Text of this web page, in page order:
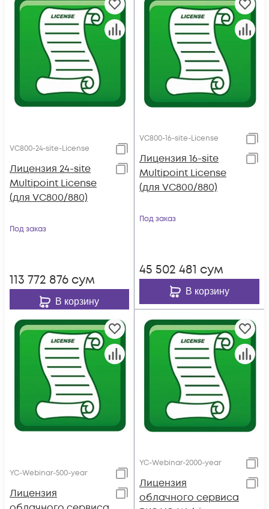
VC800-24-site-License
Лицензия 24-site
Multipoint License
(для VC800/880)
Под заказ
113 772 876 сум
В корзину
VC800-16-site-License
Лицензия 16-site
Multipoint License
(для VC800/880)
Под заказ
45 502 481 сум
В корзину
YC-Webinar-500-year
Лицензия
YC-Webinar-2000-year
Лицензия
облачного сервиса